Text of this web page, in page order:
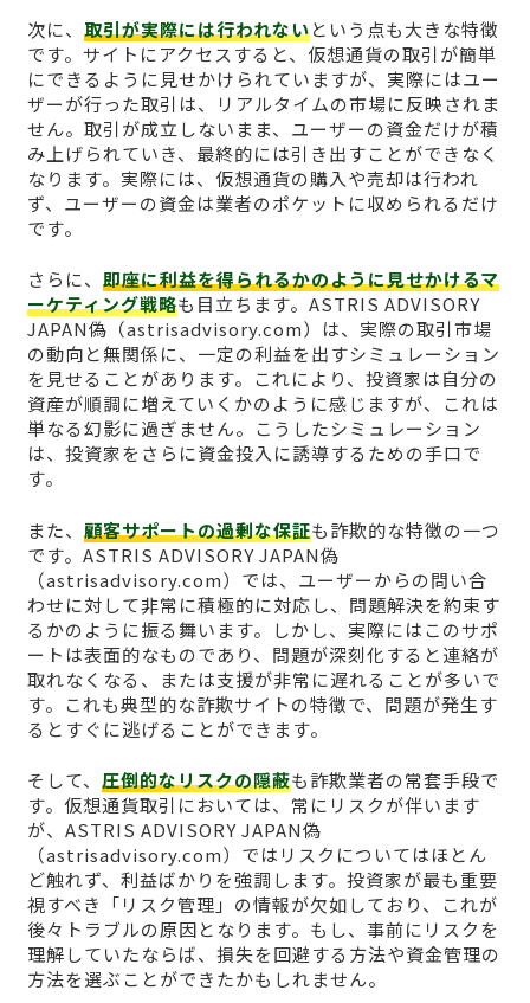
次に、 取引が実際には行われないという点も大きな特徴
です。サイトにアクセスすると、仮想通貨の取引が簡単
にできるように見せかけられていますが、実際にはユー
ザーが行った取引は、リアルタイムの市場に反映されま
せん。取引が成立しないまま、ユーザーの資金だけが積
み上げられていき、最終的には引き出すことができなく
なります。実際には、仮想通貨の購入や売却は行われ
ず、ユーザーの資金は業者のポケットに収められるだけ
です。
さらに、 即座に利益を得られるかのように見せかけるマ
ーケティング戦略も目立ちます。ASTRIS ADVISORY
JAPAN偽（astrisadvisory.com）は、実際の取引市場
の動向と無関係に、一定の利益を出すシミュレーション
を見せることがあります。これにより、投資家は自分の
資産が順調に増えていくかのように感じますが、これは
単なる幻影に過ぎません。こうしたシミュレーション
は、投資家をさらに資金投入に誘導するための手口で
す。
また、 顧客サポートの過剰な保証も詐欺的な特徴の一つ
です。ASTRIS ADVISORY JAPAN偽
（astrisadvisory.com）では、ユーザーからの問い合
わせに対して非常に積極的に対応し、問題解決を約束す
るかのように振る舞います。しかし、実際にはこのサポ
ートは表面的なものであり、問題が深刻化すると連絡が
取れなくなる、または支援が非常に遅れることが多いで
す。これも典型的な詐欺サイトの特徴で、問題が発生す
るとすぐに逃げることができます。
そして、 圧倒的なリスクの隠蔽も詐欺業者の常套手段で
す。仮想通貨取引においては、常にリスクが伴います
が、ASTRIS ADVISORY JAPAN偽
（astrisadvisory.com）ではリスクについてはほとん
ど触れず、利益ばかりを強調します。投資家が最も重要
視すべき「リスク管理」の情報が欠如しており、これが
後々トラブルの原因となります。もし、事前にリスクを
理解していたならば、損失を回避する方法や資金管理の
方法を選ぶことができたかもしれません。